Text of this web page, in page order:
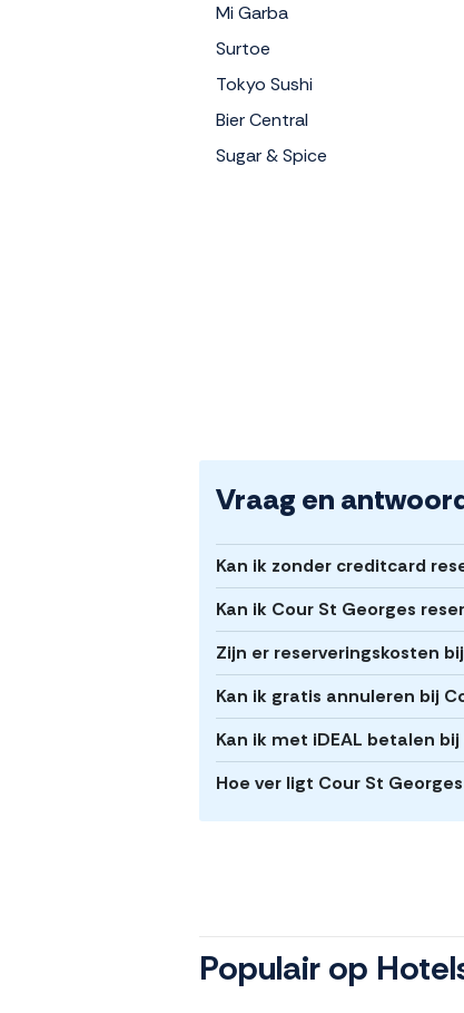
Mi Garba
Surtoe
Tokyo Sushi
Bier Central
Sugar & Spice
Vraag en
Kan ik zonder creditcard
Kan ik Cour St Georges
Zijn er reserveringskosten
Kan ik gratis annuleren bij
Kan ik met iDEAL betalen
Hoe ver ligt Cour St
Populair op